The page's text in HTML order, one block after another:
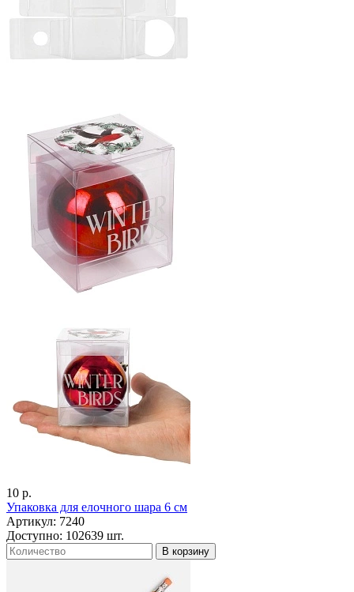
10 р.
Упаковка для елочного шара 6 см
Артикул: 7240
Доступно: 102639 шт.
В корзину